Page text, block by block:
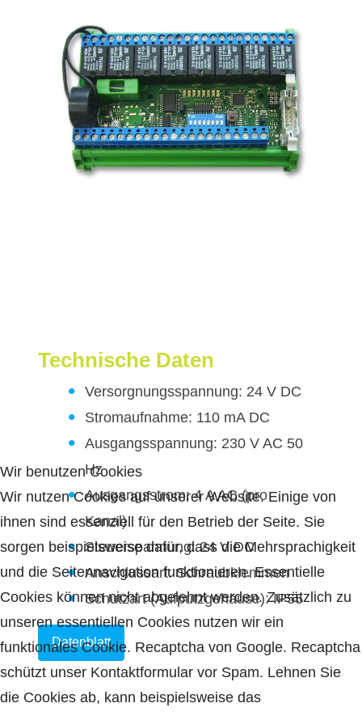
Technische Daten
Versorgnungsspannung: 24 V DC
Stromaufnahme: 110 mA DC
Ausgangsspannung: 230 V AC 50
Hz
Ausgangsstrom: 4 A AC (pro
Kanal)
Steuerspannung: 24 V DC
Anschlussart: Schraubklemmen
Schutzart (Aufputzgehäuse): IP55
Datenblatt
Wir benutzen Cookies
Wir nutzen Cookies auf unserer Website. Einige von
ihnen sind essenziell für den Betrieb der Seite. Sie
sorgen beispielsweise dafür, dass die Mehrsprachigkeit
und die Seitennavigation funktionieren. Essentielle
Cookies können nicht abgelehnt werden. Zusätzlich zu
unseren essentiellen Cookies nutzen wir ein
funktionales Cookie. Recaptcha von Google. Recaptcha
schützt unser Kontaktformular vor Spam. Lehnen Sie
die Cookies ab, kann beispielsweise das